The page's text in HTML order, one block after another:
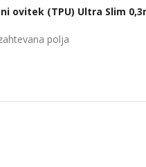
ovitek (TPU) Ultra Slim
polja